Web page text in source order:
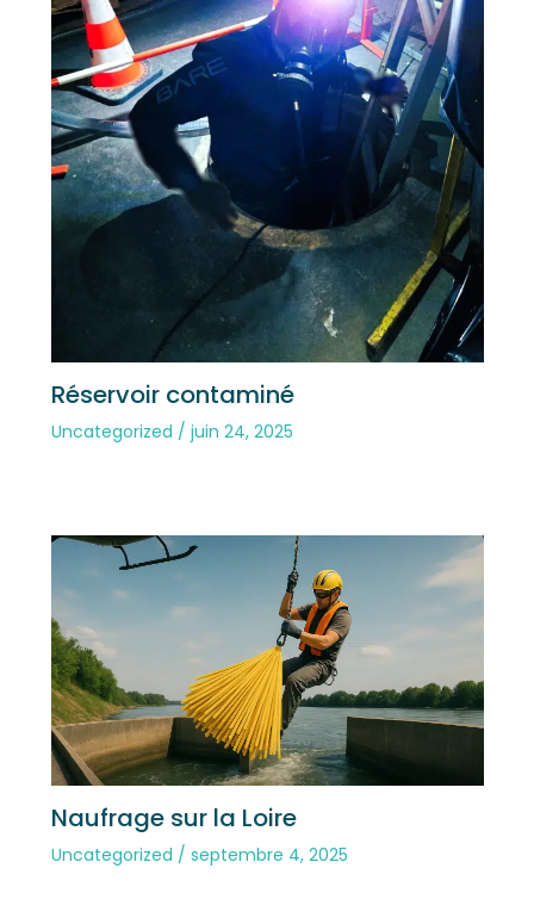
Réservoir contaminé
Uncategorized / juin 24, 2025
Naufrage sur la Loire
Uncategorized / septembre 4, 2025